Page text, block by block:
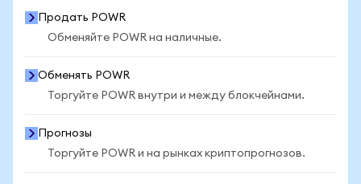
Продать POWR
Обменяйте POWR на наличные.
Обменять POWR
Торгуйте POWR внутри и между блокчейнами.
Прогнозы
Торгуйте POWR и на рынках криптопрогнозов.